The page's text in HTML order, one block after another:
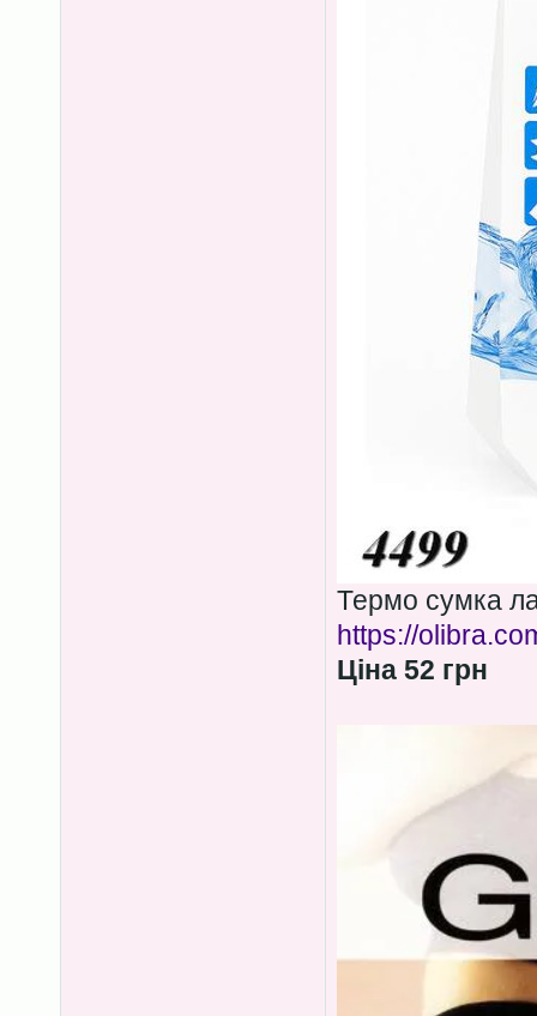
Термо сумка
https://
Ціна 52 грн